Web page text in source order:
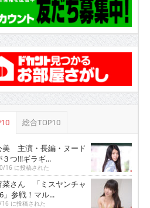
総合TOP10
美 主演・長編・ヌード
つ!!!ギラギ...
16 に投稿された
菜さん 「ミスヤンチャ
」参戦！マル...
に投稿された